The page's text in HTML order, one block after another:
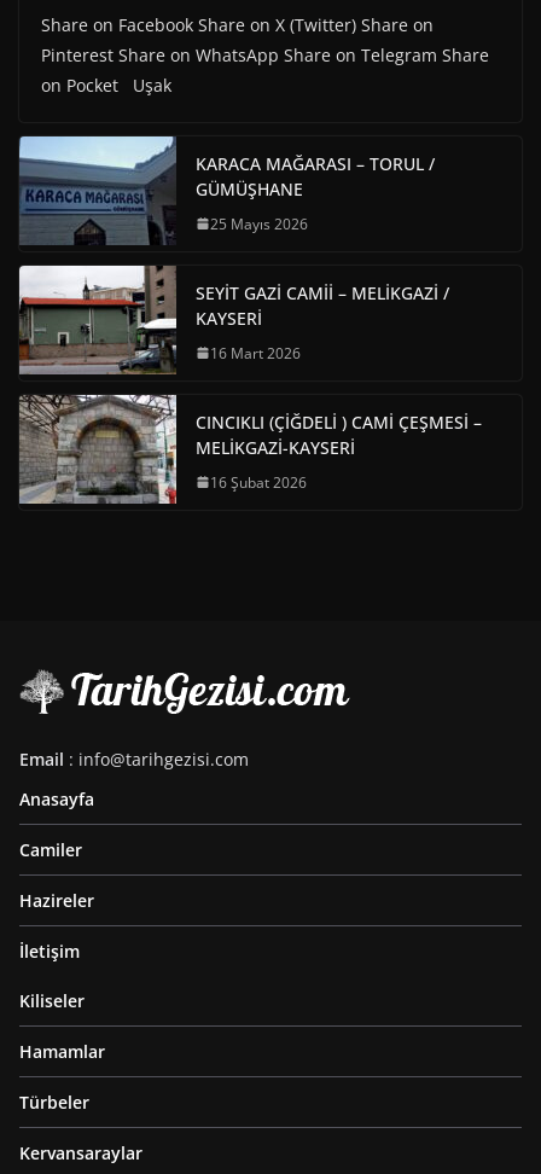
Share on Facebook Share on X (Twitter) Share on
Pinterest Share on WhatsApp Share on Telegram Share
on Pocket Uşak
KARACA MAĞARASI – TORUL /
GÜMÜŞHANE
25 Mayıs 2026
SEYİT GAZİ CAMİİ – MELİKGAZİ /
KAYSERİ
16 Mart 2026
CINCIKLI (ÇİĞDELİ ) CAMİ ÇEŞMESİ –
MELİKGAZİ-KAYSERİ
16 Şubat 2026
Email : info@tarihgezisi.com
Anasayfa
Camiler
Hazireler
İletişim
Kiliseler
Hamamlar
Türbeler
Kervansaraylar